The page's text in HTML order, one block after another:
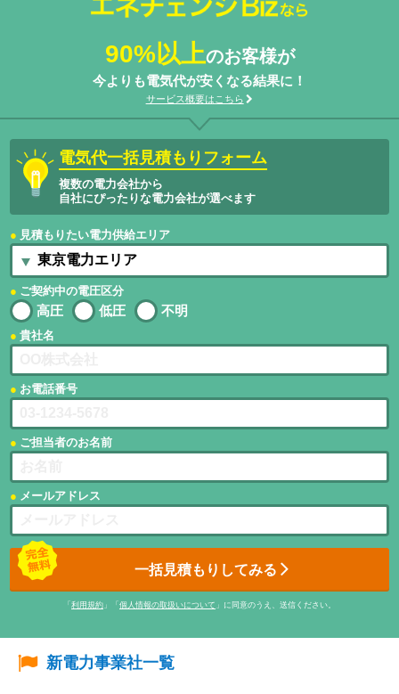
90%以上のお客様が
今よりも電気代が安くなる結果に！
サービス概要はこちら
電気代一括見積もりフォーム
複数の電力会社から
自社にぴったりな電力会社が選べます
見積もりたい電力供給エリア
ご契約中の電圧区分
高圧 低圧 不明
貴社名
お電話番号
ご担当者のお名前
メールアドレス
一括見積もりしてみる
「 利用規約 」「 個人情報の取扱いについて 」に同意のうえ、送信ください。
新電力事業社一覧